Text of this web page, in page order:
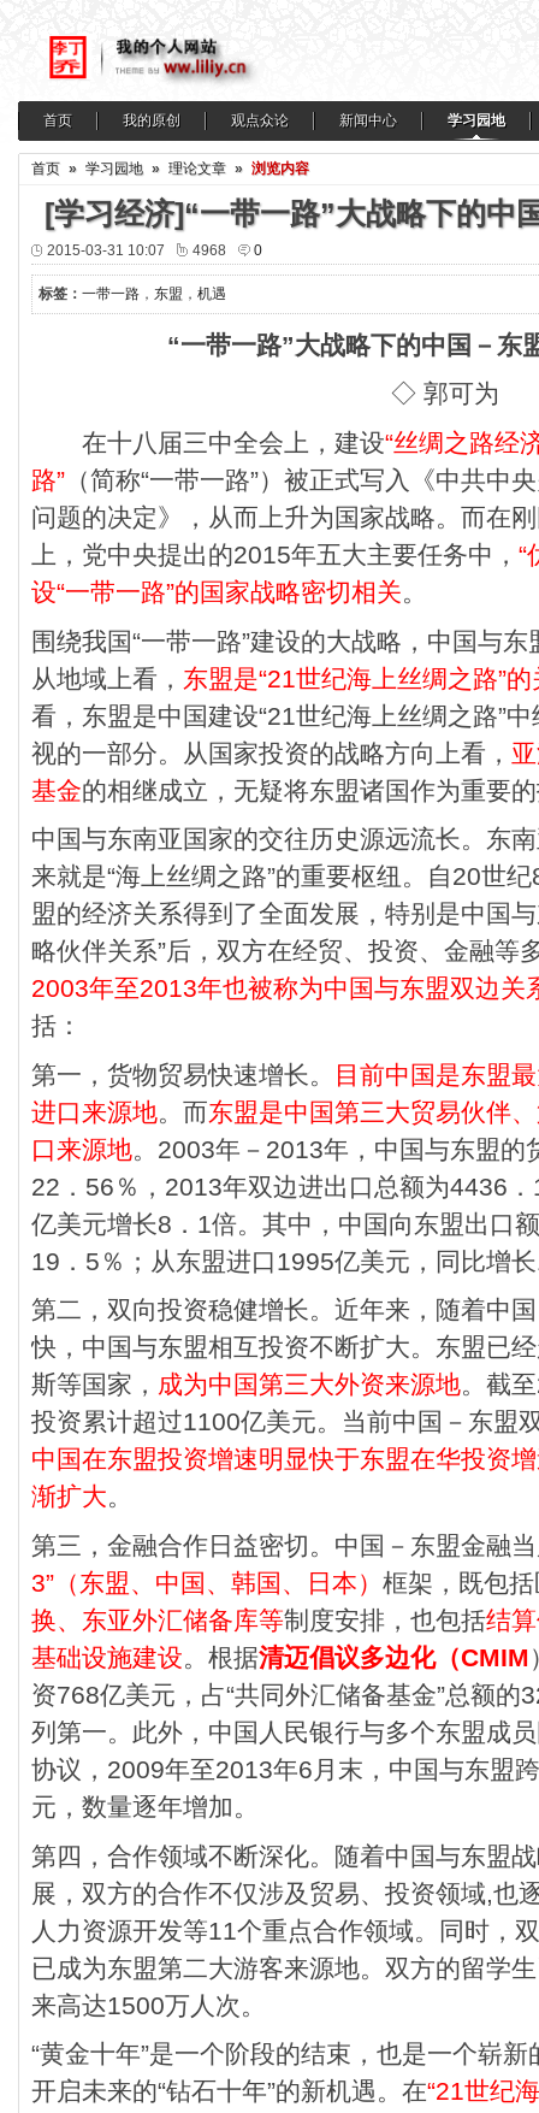
首页 我的原创 观点众论 新闻中心 学习园地
首页 » 学习园地 » 理论文章 » 浏览内容
[学习经济]“一带一路”大战略下的中
2015-03-31 10:07 4968 0
标签： 一带一路 ， 东盟 ， 机遇
“一带一路”大战略下的中国－东
◇ 郭可为
在十八届三中全会上，建设“丝绸之路经
路” （简称“一带一路”）被正式写入《中共中
问题的决定》，从而上升为国家战略。而在
上，党中央提出的2015年五大主要任务中， “
设“一带一路”的国家战略密切相关。
围绕我国“一带一路”建设的大战略，中国与
从地域上看， 东盟是“21世纪海上丝绸之路”
看，东盟是中国建设“21世纪海上丝绸之路”
视的一部分。从国家投资的战略方向上看，
基金的相继成立，无疑将东盟诸国作为重要
中国与东南亚国家的交往历史源远流长。东
来就是“海上丝绸之路”的重要枢纽。自20世
盟的经济关系得到了全面发展，特别是中国
略伙伴关系”后，双方在经贸、投资、金融等
2003年至2013年也被称为中国与东盟双边关
括：
第一，货物贸易快速增长。
目前中国是东盟
进口来源地。而东盟是中国第三大贸易伙伴
口来源地。2003年－2013年，中国与东盟的
22．56％，2013年双边进出口总额为4436
亿美元增长8．1倍。其中，中国向东盟出口
19．5％；从东盟进口1995亿美元，同比增
第二，双向投资稳健增长。近年来，随着中
快，中国与东盟相互投资不断扩大。东盟已
斯等国家， 成为中国第三大外资来源地。截
投资累计超过1100亿美元。当前中国－东盟
中国在东盟投资增速明显快于东盟在华投资
渐扩大。
第三，金融合作日益密切。中国－东盟金融
3”（东盟、中国、韩国、日本） 框架，既包
换、东亚外汇储备库等制度安排，也包括结
基础设施建设。根据清迈倡议多边化（CMIM
资768亿美元，占“共同外汇储备基金”总额的
列第一。此外，中国人民银行与多个东盟成
协议，2009年至2013年6月末，中国与东盟
元，数量逐年增加。
第四，合作领域不断深化。随着中国与东盟
展，双方的合作不仅涉及贸易、投资领域,也
人力资源开发等11个重点合作领域。同时，
已成为东盟第二大游客来源地。双方的留学
来高达1500万人次。
“黄金十年”是一个阶段的结束，也是一个崭
开启未来的“钻石十年”的新机遇。在“21世纪